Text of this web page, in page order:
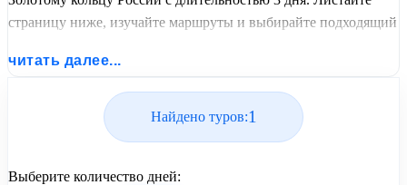
страницу ниже, изучайте маршруты и выбирайте подходящий
от United Travel Systems.
читать далее...
Найдено туров:1
Выберите количество дней: